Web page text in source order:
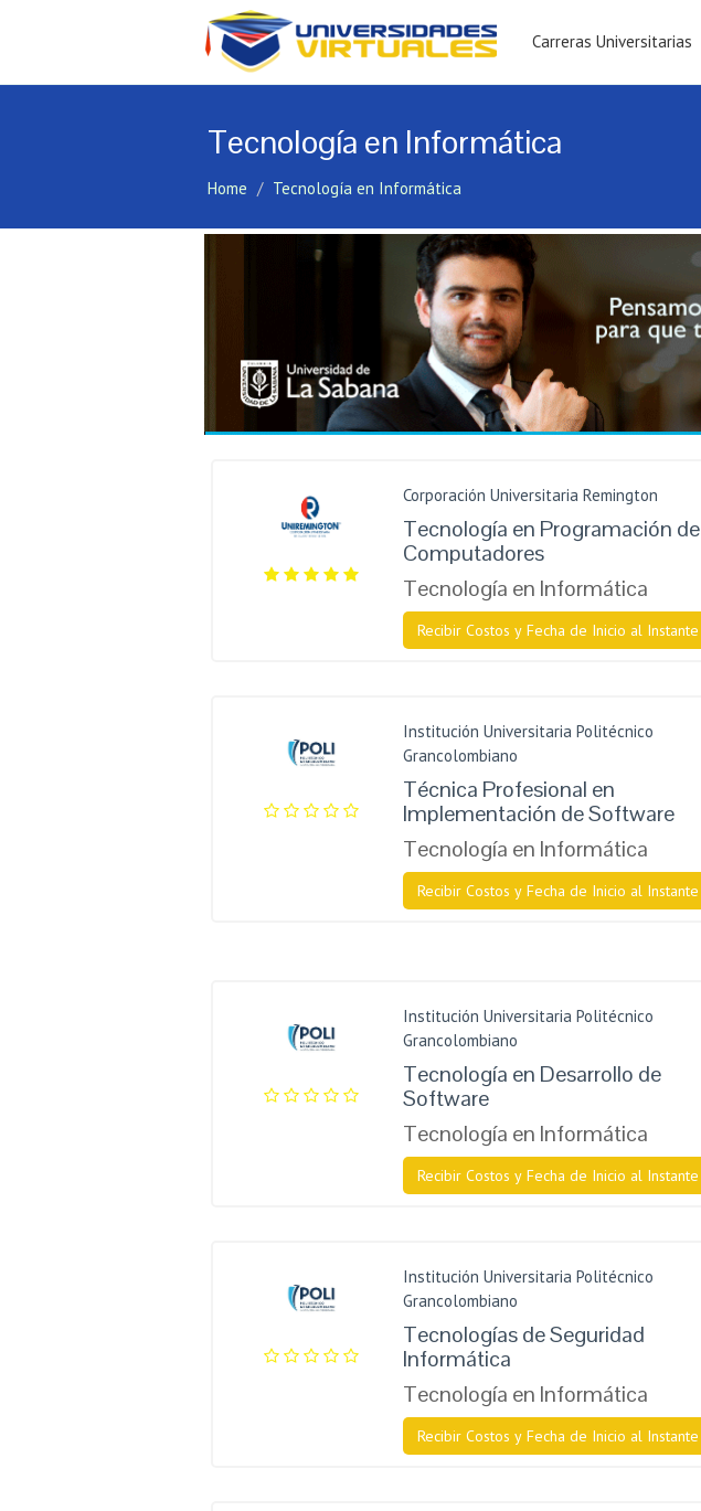
Carreras Universitarias
Tecnología en Informática
Home Tecnología en Informática
Corporación Universitaria Remington
Tecnología en Programación de
Computadores
Tecnología en Informática
Recibir Costos y Fecha de Inicio al Instante
Institución Universitaria Politécnico
Grancolombiano
Técnica Profesional en
Implementación de Software
Tecnología en Informática
Recibir Costos y Fecha de Inicio al Instante
Institución Universitaria Politécnico
Grancolombiano
Tecnología en Desarrollo de
Software
Tecnología en Informática
Recibir Costos y Fecha de Inicio al Instante
Institución Universitaria Politécnico
Grancolombiano
Tecnologías de Seguridad
Informática
Tecnología en Informática
Recibir Costos y Fecha de Inicio al Instante